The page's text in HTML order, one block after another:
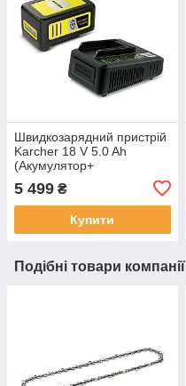
Швидкозарядний пристрій
Karcher 18 V 5.0 Ah
(Акумулятор+
швидкозарядний пристрій)
5 499 ₴
Купити
Подібні товари компанії